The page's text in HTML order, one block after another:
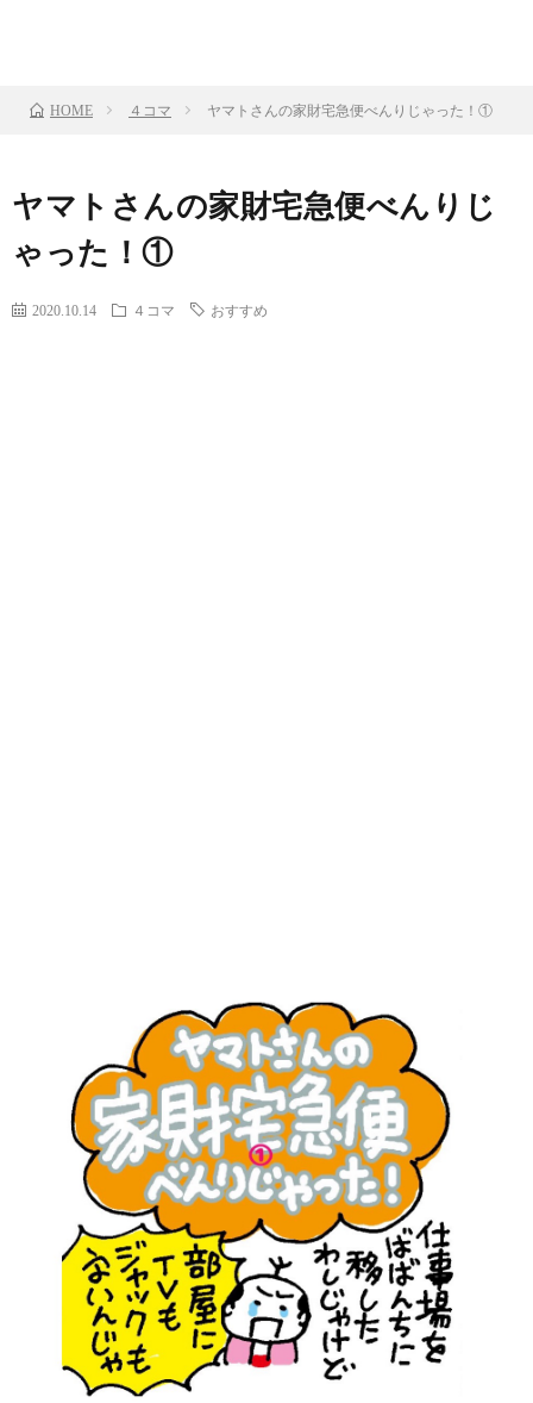
HOME ４コマ ヤマトさんの家財宅急便べんりじゃった！①
ヤマトさんの家財宅急便べんりじ
ゃった！①
2020.10.14 ４コマ おすすめ